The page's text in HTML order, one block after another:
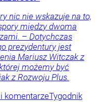
nic nie wskazuje na to,
między dwoma
– Dotychczas
prezydentury jest
Mariusz Witczak z
możemy być
z Rozwoju Plus.
komentarzeTygodnik